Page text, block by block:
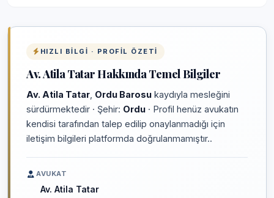
HIZLI BILGI · PROFIL ÖZETI
Av. Atila Tatar Hakkında Temel Bilgiler
Av. Atila Tatar Ordu Barosu kaydıyla mesleğini
sürdürmektedir · Şehir: Ordu · Profil henüz avukatın
kendisi tarafından talep edilip onaylanmadığı için
iletişim bilgileri platformda doğrulanmamıştır..
AVUKAT
Av. Atila Tatar